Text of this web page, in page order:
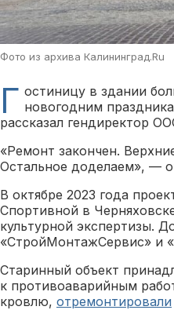
Фото из архива Калининград.Ru
Г остиницу в здании
новогодним
рассказал гендиректор
«Ремонт закончен.
Остальное доделаем», —
В октябре 2023 года
Спортивной в
культурной экспертизы.
«СтройМонтажСервис» и
Старинный объект
к противоаварийным
кровлю, отремонтировали